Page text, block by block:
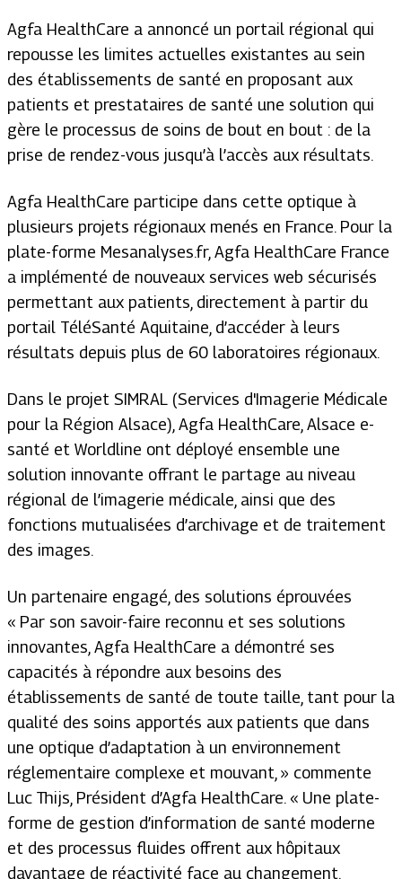
Agfa HealthCare a annoncé un portail régional qui
repousse les limites actuelles existantes au sein
des établissements de santé en proposant aux
patients et prestataires de santé une solution qui
gère le processus de soins de bout en bout : de la
prise de rendez-vous jusqu’à l’accès aux résultats.
Agfa HealthCare participe dans cette optique à
plusieurs projets régionaux menés en France. Pour la
plate-forme Mesanalyses.fr, Agfa HealthCare France
a implémenté de nouveaux services web sécurisés
permettant aux patients, directement à partir du
portail TéléSanté Aquitaine, d’accéder à leurs
résultats depuis plus de 60 laboratoires régionaux.
Dans le projet SIMRAL (Services d'Imagerie Médicale
pour la Région Alsace), Agfa HealthCare, Alsace e-
santé et Worldline ont déployé ensemble une
solution innovante offrant le partage au niveau
régional de l’imagerie médicale, ainsi que des
fonctions mutualisées d’archivage et de traitement
des images.
Un partenaire engagé, des solutions éprouvées
« Par son savoir-faire reconnu et ses solutions
innovantes, Agfa HealthCare a démontré ses
capacités à répondre aux besoins des
établissements de santé de toute taille, tant pour la
qualité des soins apportés aux patients que dans
une optique d’adaptation à un environnement
réglementaire complexe et mouvant, » commente
Luc Thijs, Président d’Agfa HealthCare. « Une plate-
forme de gestion d’information de santé moderne
et des processus fluides offrent aux hôpitaux
davantage de réactivité face au changement.